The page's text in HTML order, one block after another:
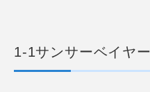
1-1サンサーベイヤ